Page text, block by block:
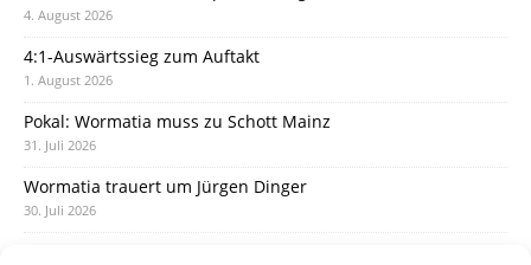
4. August 2026
4:1-Auswärtssieg zum Auftakt
1. August 2026
Pokal: Wormatia muss zu Schott Mainz
31. Juli 2026
Wormatia trauert um Jürgen Dinger
30. Juli 2026